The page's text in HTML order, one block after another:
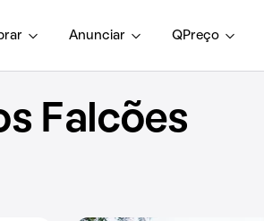
Anunciar QPreço
Falcões